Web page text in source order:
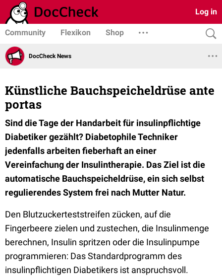
Log in
Community Flexikon Shop
DocCheck News
Künstliche Bauchspeicheldrüse ante
portas
Sind die Tage der Handarbeit für insulinpflichtige
Diabetiker gezählt? Diabetophile Techniker
jedenfalls arbeiten fieberhaft an einer
Vereinfachung der Insulintherapie. Das Ziel ist die
automatische Bauchspeicheldrüse, ein sich selbst
regulierendes System frei nach Mutter Natur.
Den Blutzuckerteststreifen zücken, auf die
Fingerbeere zielen und zustechen, die Insulinmenge
berechnen, Insulin spritzen oder die Insulinpumpe
programmieren: Das Standardprogramm des
insulinpflichtigen Diabetikers ist anspruchsvoll.